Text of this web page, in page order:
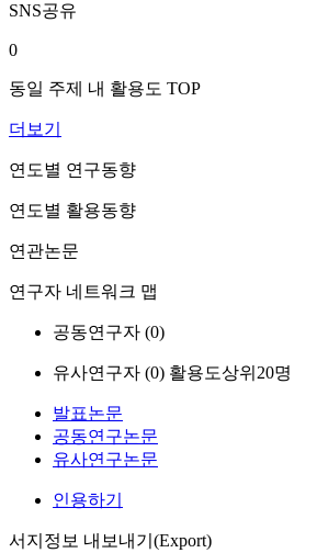
SNS공유
0
동일 주제 내 활용도 TOP
더보기
연도별 연구동향
연도별 활용동향
연관논문
연구자 네트워크 맵
공동연구자 (0)
유사연구자 (0) 활용도상위20명
발표논문
공동연구논문
유사연구논문
인용하기
서지정보 내보내기(Export)